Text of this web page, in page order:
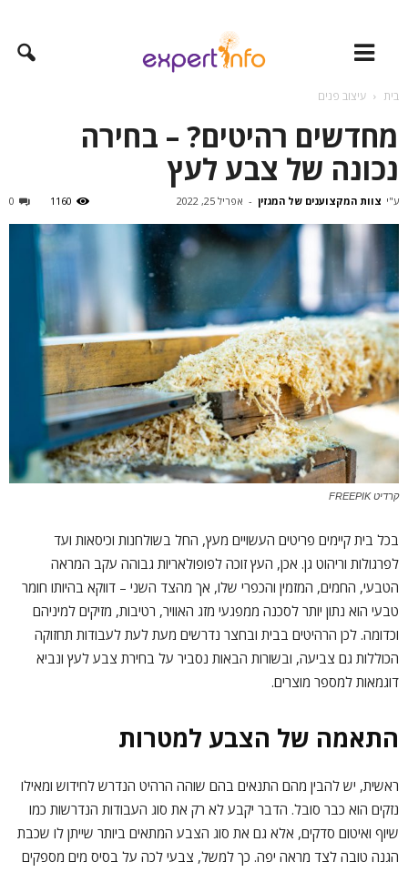
בית עיצוב פנים
מחדשים רהיטים? – בחירה
נכונה של צבע לעץ
ע"י צוות המקצוענים של המגזין - אפריל 25, 2022 0 1160
קרדיט FREEPIK
בכל בית קיימים פריטים העשויים מעץ, החל בשולחנות וכיסאות ועד
לפרגולות וריהוט גן. אכן, העץ זוכה לפופולאריות גבוהה עקב המראה
הטבעי, החמים, המזמין והכפרי שלו, אך מהצד השני – דווקא בהיותו חומר
טבעי הוא נתון יותר לסכנה ממפגעי מזג האוויר, רטיבות, מזיקים למיניהם
וכדומה. לכן הרהיטים בבית ובחצר נדרשים מעת לעת לעבודות תחזוקה
הכוללות גם צביעה, ובשורות הבאות נסביר על בחירת צבע לעץ ונביא
דוגמאות למספר מוצרים.
התאמה של הצבע למטרות
ראשית, יש להבין מהם התנאים בהם שוהה הרהיט הנדרש לחידוש ומאילו
נזקים הוא כבר סובל. הדבר יקבע לא רק את סוג העבודות הנדרשות כמו
שיוף ואיטום סדקים, אלא גם את סוג הצבע המתאים ביותר שייתן לו שכבת
הגנה טובה לצד מראה יפה. כך למשל, צבעי לכה על בסיס מים מספקים